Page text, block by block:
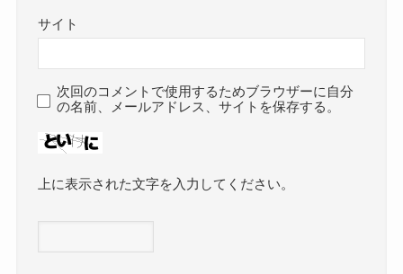
サイト
次回のコメントで使用するためブラウザーに自分
の名前、メールアドレス、サイトを保存する。
上に表示された文字を入力してください。